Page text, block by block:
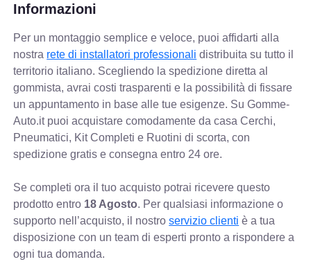
Informazioni
Per un montaggio semplice e veloce, puoi affidarti alla
nostra rete di installatori professionali distribuita su tutto il
territorio italiano. Scegliendo la spedizione diretta al
gommista, avrai costi trasparenti e la possibilità di fissare
un appuntamento in base alle tue esigenze. Su Gomme-
Auto.it puoi acquistare comodamente da casa Cerchi,
Pneumatici, Kit Completi e Ruotini di scorta, con
spedizione gratis e consegna entro 24 ore.
Se completi ora il tuo acquisto potrai ricevere questo
prodotto entro 18 Agosto. Per qualsiasi informazione o
supporto nell’acquisto, il nostroservizio clienti è a tua
disposizione con un team di esperti pronto a rispondere a
ogni tua domanda.